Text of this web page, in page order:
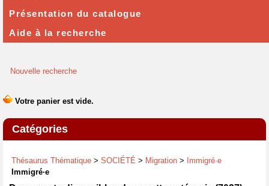
Nouvelle recherche
Catégories
Thésaurus Thématique > SOCIÉTÉ > Migration >
Immigré·e
Immigré·e
Présentation du catalogue
Aide à la recherche